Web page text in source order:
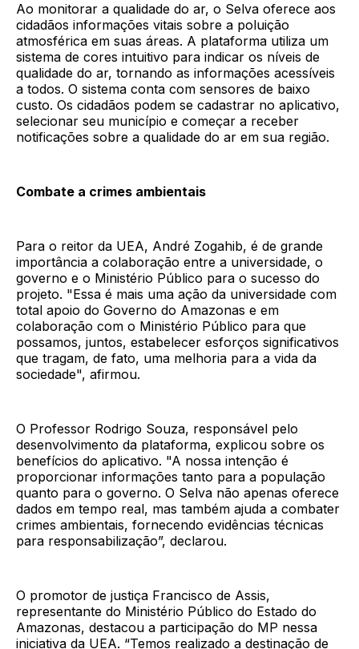
Ao monitorar a qualidade do ar, o Selva oferece aos
cidadãos informações vitais sobre a poluição
atmosférica em suas áreas. A plataforma utiliza um
sistema de cores intuitivo para indicar os níveis de
qualidade do ar, tornando as informações acessíveis
a todos. O sistema conta com sensores de baixo
custo. Os cidadãos podem se cadastrar no aplicativo,
selecionar seu município e começar a receber
notificações sobre a qualidade do ar em sua região.
Combate a crimes ambientais
Para o reitor da UEA, André Zogahib, é de grande
importância a colaboração entre a universidade, o
governo e o Ministério Público para o sucesso do
projeto. "Essa é mais uma ação da universidade com
total apoio do Governo do Amazonas e em
colaboração com o Ministério Público para que
possamos, juntos, estabelecer esforços significativos
que tragam, de fato, uma melhoria para a vida da
sociedade", afirmou.
O Professor Rodrigo Souza, responsável pelo
desenvolvimento da plataforma, explicou sobre os
benefícios do aplicativo. "A nossa intenção é
proporcionar informações tanto para a população
quanto para o governo. O Selva não apenas oferece
dados em tempo real, mas também ajuda a combater
crimes ambientais, fornecendo evidências técnicas
para responsabilização”, declarou.
O promotor de justiça Francisco de Assis,
representante do Ministério Público do Estado do
Amazonas, destacou a participação do MP nessa
iniciativa da UEA. “Temos realizado a destinação de